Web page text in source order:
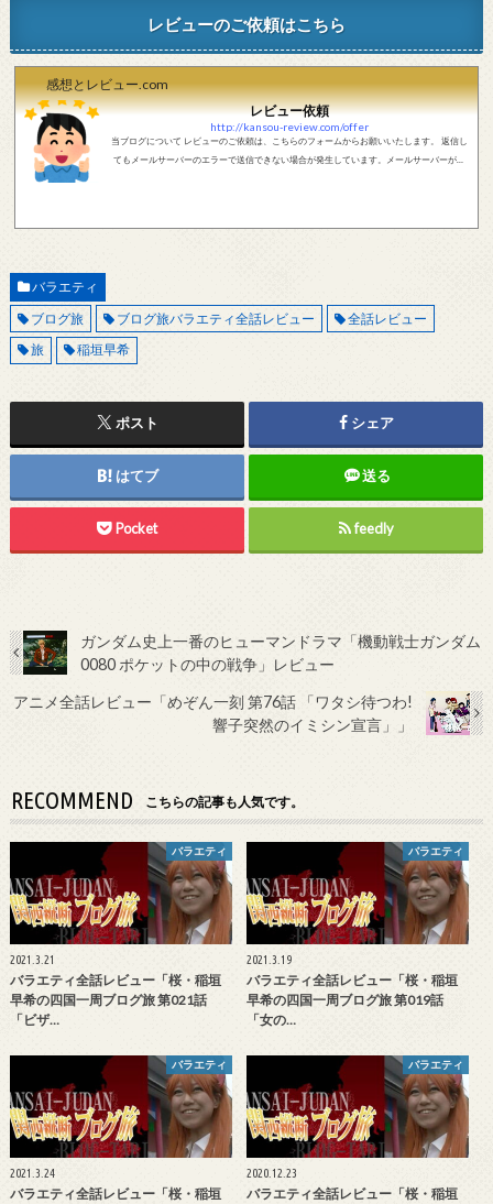
レビューのご依頼はこちら
感想とレビュー.com
レビュー依頼
http://kansou-review.com/offer
当ブログについて レビューのご依頼は、こちらのフォームからお願いいたします。 返信し
てもメールサーバーのエラーで送信できない場合が発生しています。メールサーバーが正
バラエティ
ブログ旅
ブログ旅バラエティ全話レビュー
全話レビュー
旅
稲垣早希
ポスト シェア
はてブ 送る
Pocket feedly
ガンダム史上一番のヒューマンドラマ「機動戦士ガンダム
0080 ポケットの中の戦争」レビュー
アニメ全話レビュー「めぞん一刻 第76話 「ワタシ待つわ!
響子突然のイミシン宣言」」
RECOMMEND こちらの記事も人気です。
バラエティ
2021.3.21
バラエティ全話レビュー「桜・稲垣
早希の四国一周ブログ旅 第021話
「ビザ…
バラエティ
2021.3.19
バラエティ全話レビュー「桜・稲垣
早希の四国一周ブログ旅 第019話
「女の…
バラエティ
2021.3.24
バラエティ全話レビュー「桜・稲垣
バラエティ
2020.12.23
バラエティ全話レビュー「桜・稲垣